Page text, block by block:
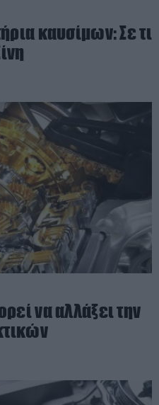
καυσίμων: Σε τι
να αλλάξει την